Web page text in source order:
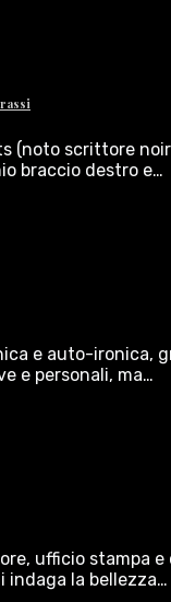
(noto scrittore
braccio destro e…
e auto-ironica,
e personali, ma…
ufficio stampa
indaga la bellezza…